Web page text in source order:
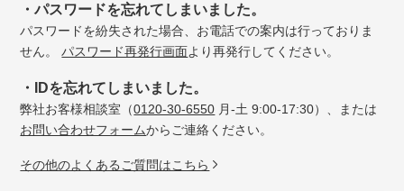
・パスワードを忘れてしまいました。
パスワードを紛失された場合、お電話での案内は行っておりま
せん。パスワード再発行画面より再発行してください。
・IDを忘れてしまいました。
弊社お客様相談室（0120-30-6550 月-土 9:00-17:30）、または
お問い合わせフォームからご連絡ください。
その他のよくあるご質問はこちら